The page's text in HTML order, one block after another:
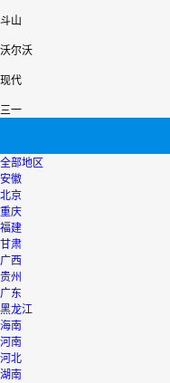
斗山
沃尔沃
现代
三一
全部地区
安徽
北京
重庆
福建
甘肃
广西
贵州
广东
黑龙江
海南
河南
河北
湖南